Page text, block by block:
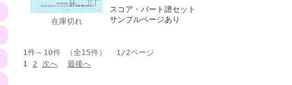
在庫切れ
スコア・パート譜セット
サンプルページあり
1件～10件 （全15件） 1/2ページ
1 2 次へ 最後へ